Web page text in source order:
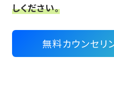
しください。
無料カウンセリ